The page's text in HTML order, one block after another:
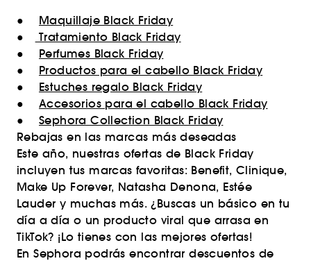
● Maquillaje Black Friday
●
Tratamiento Black Friday
● Perfumes Black Friday
● Productos para el cabello Black Friday
● Estuches regalo Black Friday
● Accesorios para el cabello Black Friday
● Sephora Collection Black Friday
Rebajas en las marcas más deseadas
Este año, nuestras ofertas de Black Friday
incluyen tus marcas favoritas: Benefit, Clinique,
Make Up Forever, Natasha Denona, Estée
Lauder y muchas más. ¿Buscas un básico en tu
día a día o un producto viral que arrasa en
TikTok? ¡Lo tienes con las mejores ofertas!
En Sephora podrás encontrar descuentos de